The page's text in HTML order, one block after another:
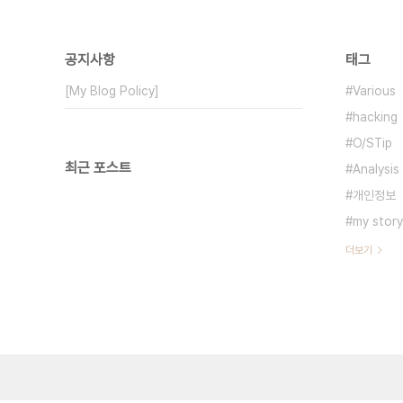
공지사항
[My Blog Policy]
최근 포스트
태그
Various
hacking
O/STip
Analysis
개인정보
my story
더보기